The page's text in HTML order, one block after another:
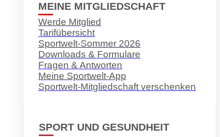
MEINE MITGLIEDSCHAFT
Werde Mitglied
Tarifübersicht
Sportwelt-Sommer 2026
Downloads & Formulare
Fragen & Antworten
Meine Sportwelt-App
Sportwelt-Mitgliedschaft verschenken
SPORT UND GESUNDHEIT